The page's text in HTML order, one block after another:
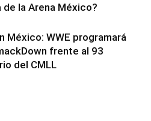
de la Arena México?
México: WWE programará
frente al 93
del CMLL